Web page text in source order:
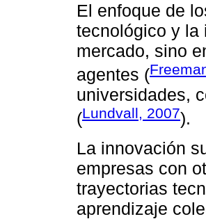
El enfoque de
tecnológico y la
mercado, sino
agentes (
universidades,
(Lundvall, 2007).
La innovación
empresas con
trayectorias
aprendizaje